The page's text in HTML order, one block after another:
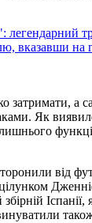
легендарний
вказавши на
затримати, а
Як
від
Іспанії,